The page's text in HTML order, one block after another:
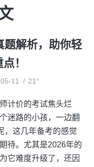
题解析，助你轻
！
11 21°
计价的考试焦头烂
迷路的小孩，一边翻
，这几年备考的感觉
待。尤其是2026年的
它难度升级了，还因